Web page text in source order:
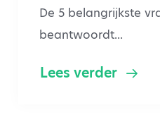
De 5 belangrijkste
beantwoordt...
Lees verder